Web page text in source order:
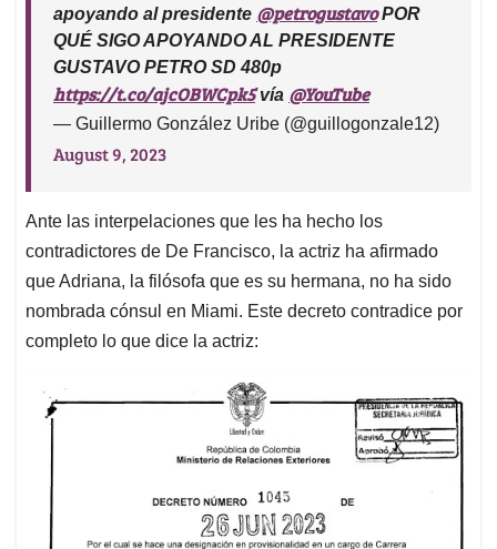
apoyando al presidente @petrogustavoPOR
QUÉ SIGO APOYANDO AL PRESIDENTE
GUSTAVO PETRO SD 480p
https://t.co/ajcOBWCpk5vía @YouTube
— Guillermo González Uribe (@guillogonzale12)
August 9, 2023
Ante las interpelaciones que les ha hecho los
contradictores de De Francisco, la actriz ha afirmado
que Adriana, la filósofa que es su hermana, no ha sido
nombrada cónsul en Miami. Este decreto contradice por
completo lo que dice la actriz: